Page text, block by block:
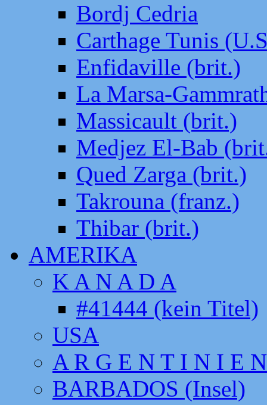
Bordj Cedria
Carthage Tunis
Enfidaville (brit.)
La Marsa-
Massicault (brit.)
Medjez El-Bab
Qued Zarga (brit.)
Takrouna (franz.)
Thibar (brit.)
AMERIKA
K A N A D A
#41444 (kein Titel)
USA
A R G E N T I N I E N
BARBADOS (Insel)